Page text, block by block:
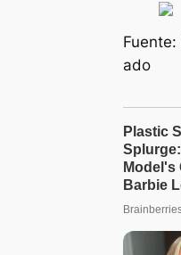
Fuente:
ado